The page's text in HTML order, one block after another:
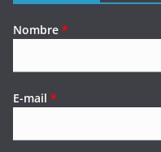
Nombre *
E-mail *